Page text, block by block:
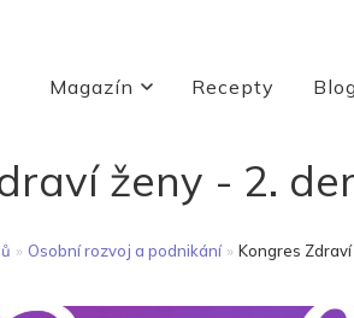
Magazín Recepty
ženy - 2.
» Osobní rozvoj a podnikání » Kongres